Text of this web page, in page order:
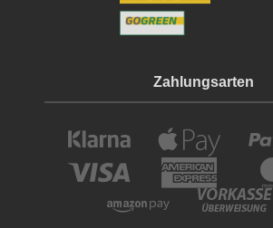
Zahlungsarten